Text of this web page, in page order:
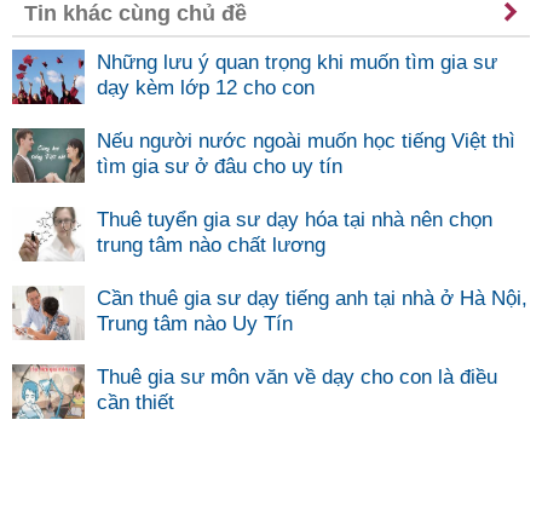
Tin khác cùng chủ đề
Những lưu ý quan trọng khi muốn tìm gia sư
dạy kèm lớp 12 cho con
Nếu người nước ngoài muốn học tiếng Việt thì
tìm gia sư ở đâu cho uy tín
Thuê tuyển gia sư dạy hóa tại nhà nên chọn
trung tâm nào chất lương
Cần thuê gia sư dạy tiếng anh tại nhà ở Hà Nội,
Trung tâm nào Uy Tín
Thuê gia sư môn văn về dạy cho con là điều
cần thiết